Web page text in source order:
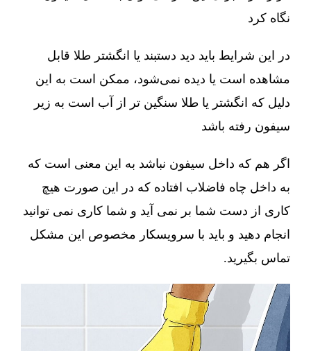
نگاه کرد
در این شرایط باید دید دستبند یا انگشتر طلا قابل
مشاهده است یا دیده نمی‌شود، ممکن است به این
دلیل که انگشتر یا طلا سنگین تر از آب است به زیر
سیفون رفته باشد
اگر هم که داخل سیفون نباشد به این معنی است که
به داخل چاه فاضلاب افتاده که در این صورت هیچ
کاری از دست شما بر نمی آید و شما کاری نمی توانید
انجام دهید و باید با سرویسکار مخصوص این مشکل
تماس بگیرید.